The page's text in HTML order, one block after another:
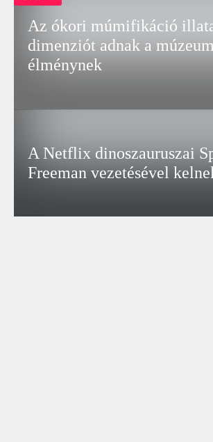
Az ókori múmifikáció
dimenziót adnak a
élménynek
A Netflix dinoszauruszai
Freeman vezetésével